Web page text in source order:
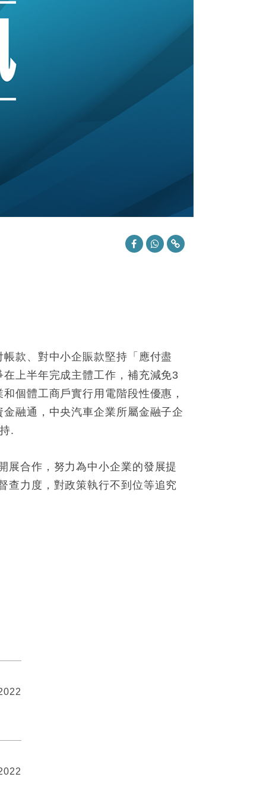
款、對中小企賑款堅持「應付盡
上半年完成主體工作，補充減免3
個體工商戶實行用電階段性優惠，
融通，中央汽車企業所屬金融子企
.
展合作，努力為中小企業的發展提
查力度，對政策執行不到位等追究